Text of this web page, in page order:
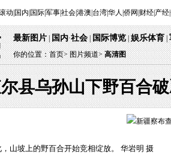
动 国内 国际|军事|社会|港澳 台湾|华人 侨网 财经| 产经|
最新图片 | 国内·社会 | 国际博览 | 娱乐体育 |
你的位置：首页> 图片频道> 高清图
县乌孙山下野百合
山坡上的野百合开始竞相绽放。 华岩明 摄